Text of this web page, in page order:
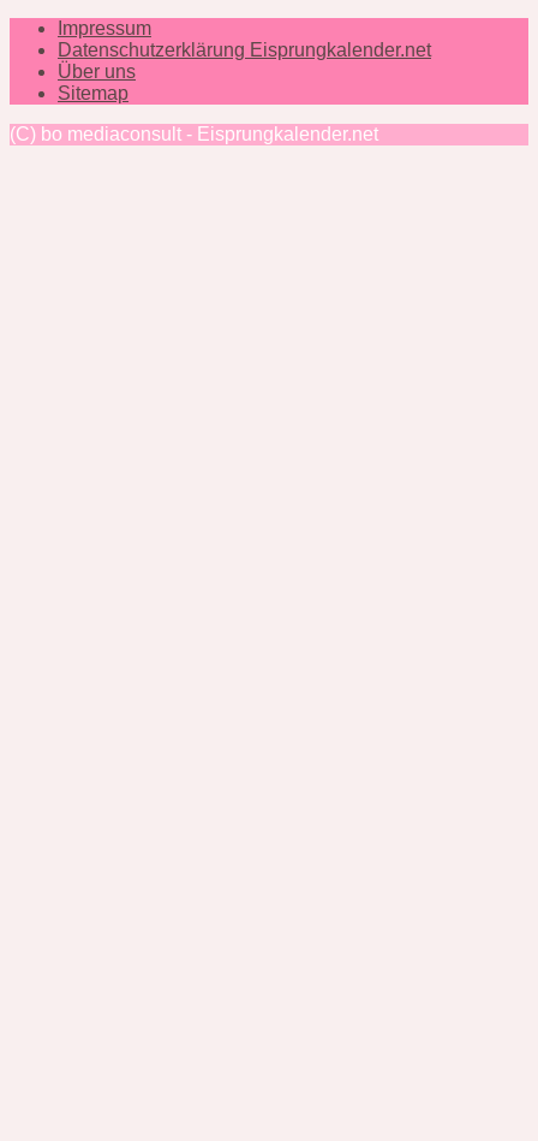
Impressum
Datenschutzerklärung Eisprungkalender.net
Über uns
Sitemap
(C) bo mediaconsult - Eisprungkalender.net